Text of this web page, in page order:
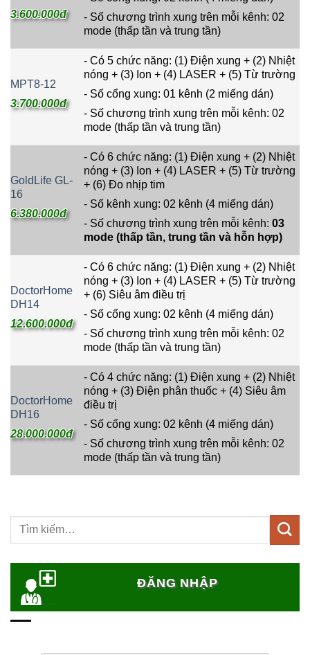
3.600.000đ
- Số chương trình xung trên mỗi kênh: 02
mode (thấp tần và trung tần)
MPT8-12
3.700.000đ
- Có 5 chức năng: (1) Điện xung + (2) Nhiệt
nóng + (3) Ion + (4) LASER + (5) Từ trường
- Số cổng xung: 01 kênh (2 miếng dán)
- Số chương trình xung trên mỗi kênh: 02
mode (thấp tần và trung tần)
GoldLife GL-
16
6.380.000đ
- Có 6 chức năng: (1) Điện xung + (2) Nhiệt
nóng + (3) Ion + (4) LASER + (5) Từ trường
+ (6) Đo nhịp tim
- Số kênh xung: 02 kênh (4 miếng dán)
- Số chương trình xung trên mỗi kênh: 03
mode (thấp tần, trung tần và hỗn hợp)
DoctorHome
DH14
12.600.000đ
- Có 6 chức năng: (1) Điện xung + (2) Nhiệt
nóng + (3) Ion + (4) LASER + (5) Từ trường
+ (6) Siêu âm điều trị
- Số cổng xung: 02 kênh (4 miếng dán)
- Số chương trình xung trên mỗi kênh: 02
mode (thấp tần và trung tần)
DoctorHome
DH16
28.000.000đ
- Có 4 chức năng: (1) Điện xung + (2) Nhiệt
nóng + (3) Điện phân thuốc + (4) Siêu âm
điều trị
- Số cổng xung: 02 kênh (4 miếng dán)
- Số chương trình xung trên mỗi kênh: 02
mode (thấp tần và trung tần)
Tìm
kiếm:
ĐĂNG NHẬP